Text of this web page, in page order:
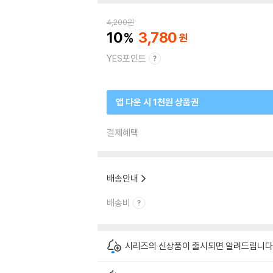
4,200원
10 3,780
YES포인트
앱 다운 시 1천원 상품권
결제혜택
배송안내
배송비
시리즈의 신상품이 출시되면 알려드립니